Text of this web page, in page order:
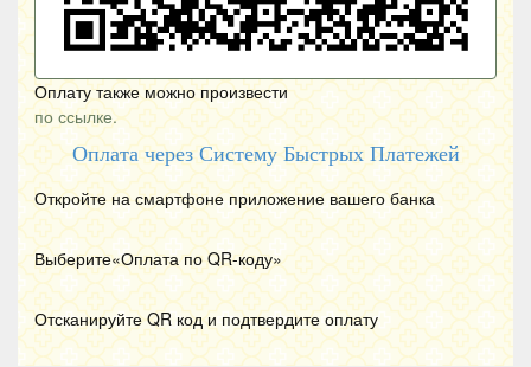
Оплату также можно произвести
по ссылке.
Оплата через Систему Быстрых Платежей
Откройте на смартфоне приложение вашего банка
Выберите«Оплата по QR-коду»
Отсканируйте QR код и подтвердите оплату